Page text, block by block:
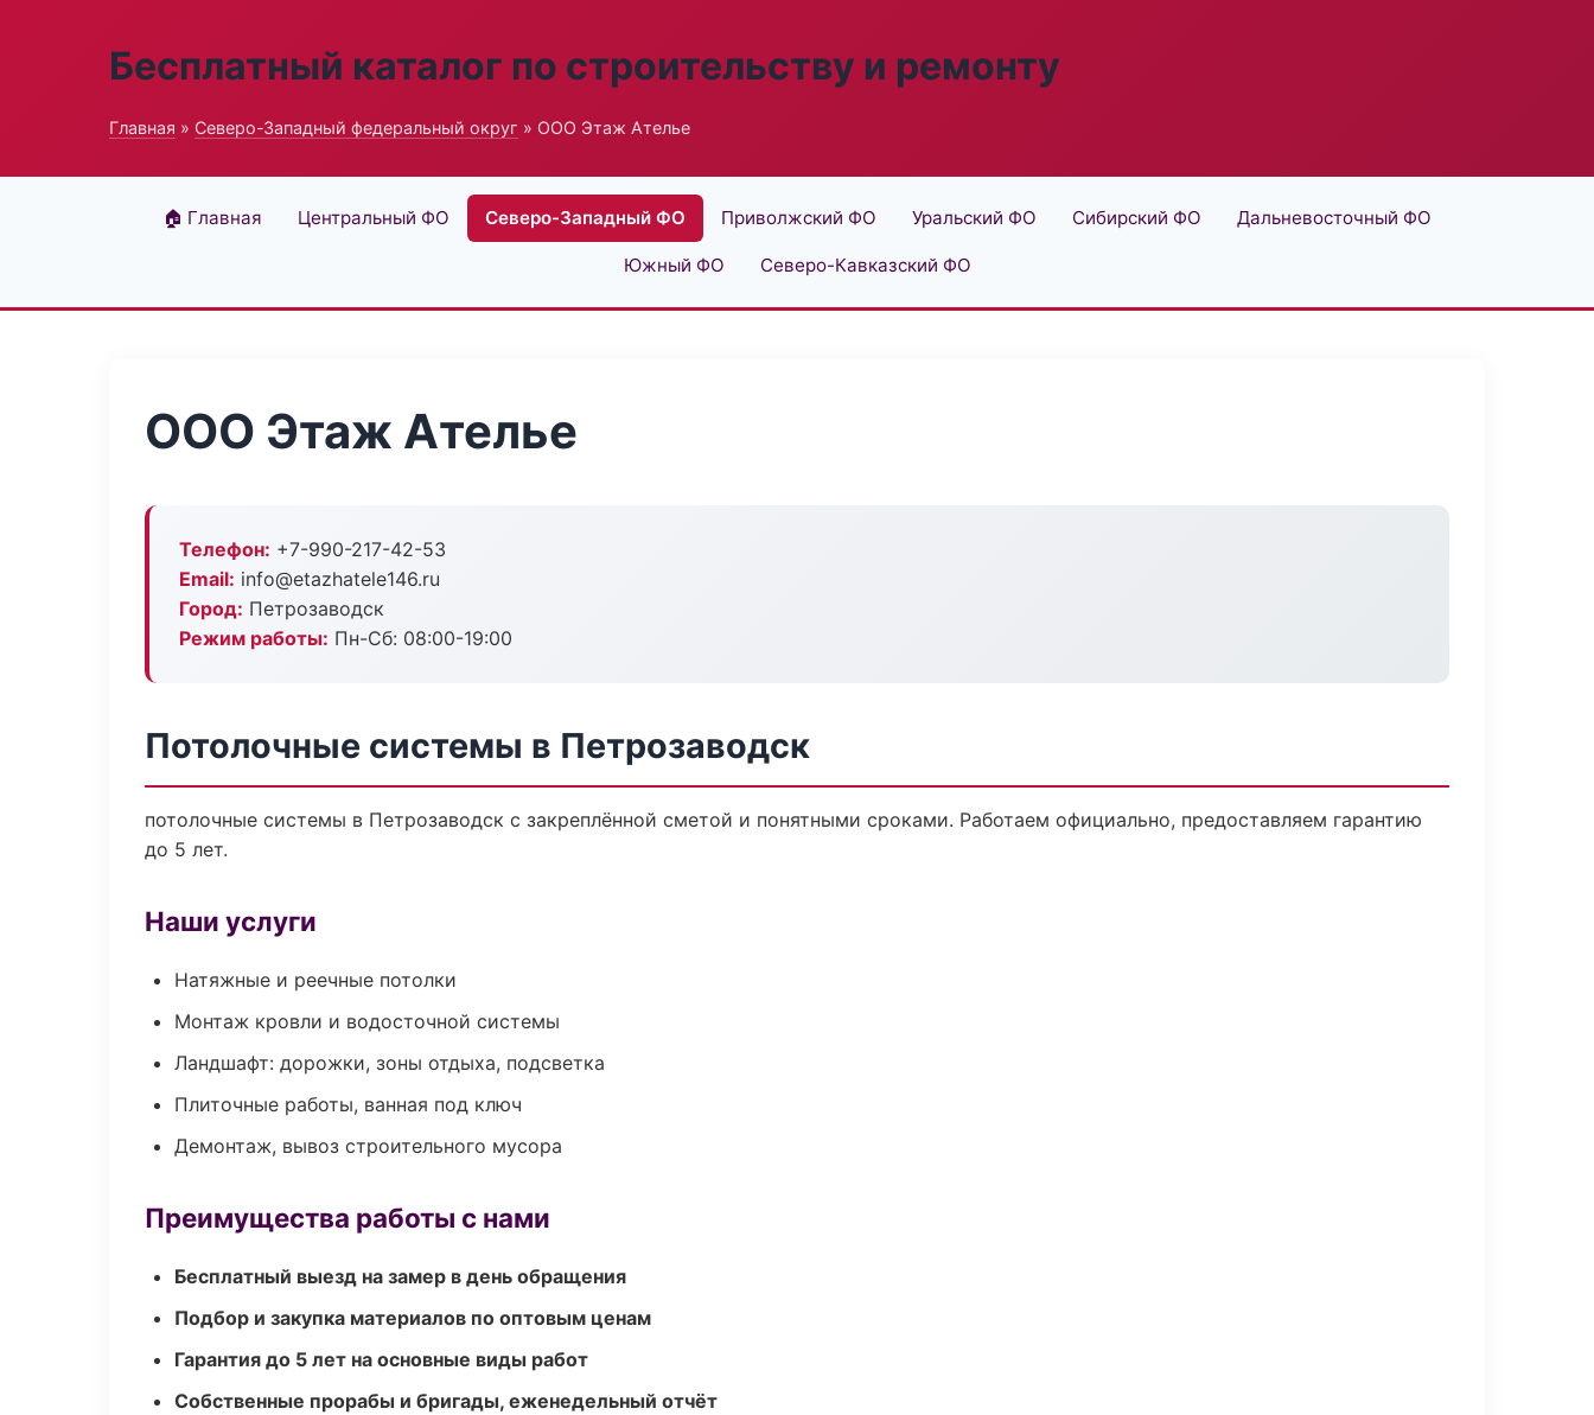
Бесплатный каталог по строительству и ремонту
Главная » Северо-Западный федеральный округ » ООО Этаж Ателье
🏠 Главная Центральный ФО Северо-Западный ФО Приволжский ФО Уральский ФО Сибирский ФО Дальневосточный ФО
Южный ФО Северо-Кавказский ФО
ООО Этаж Ателье
Телефон: +7-990-217-42-53
Email: info@etazhatele146.ru
Город: Петрозаводск
Режим работы: Пн-Сб: 08:00-19:00
Потолочные системы в Петрозаводск
потолочные системы в Петрозаводск с закреплённой сметой и понятными сроками. Работаем официально, предоставляем гарантию
до 5 лет.
Наши услуги
Натяжные и реечные потолки
Монтаж кровли и водосточной системы
Ландшафт: дорожки, зоны отдыха, подсветка
Плиточные работы, ванная под ключ
Демонтаж, вывоз строительного мусора
Преимущества работы с нами
Бесплатный выезд на замер в день обращения
Подбор и закупка материалов по оптовым ценам
Гарантия до 5 лет на основные виды работ
Собственные прорабы и бригады, еженедельный отчёт